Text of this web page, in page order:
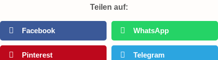
Teilen auf:
Facebook WhatsApp
Pinterest Telegram